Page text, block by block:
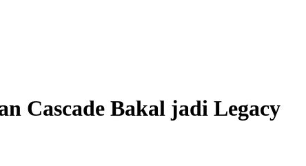
Cascade Bakal jadi Legacy